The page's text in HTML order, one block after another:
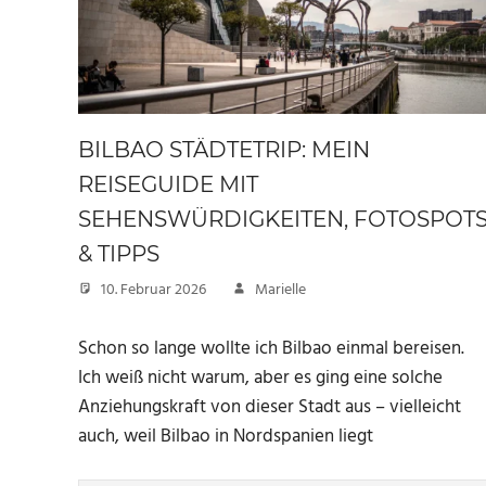
BILBAO STÄDTETRIP: MEIN
REISEGUIDE MIT
SEHENSWÜRDIGKEITEN,
& TIPPS
10. Februar 2026 Marielle
Schon so lange wollte ich Bilbao einmal bereisen.
Ich weiß nicht warum, aber es ging eine solche
Anziehungskraft von dieser Stadt aus – vielleicht
auch, weil Bilbao in Nordspanien liegt